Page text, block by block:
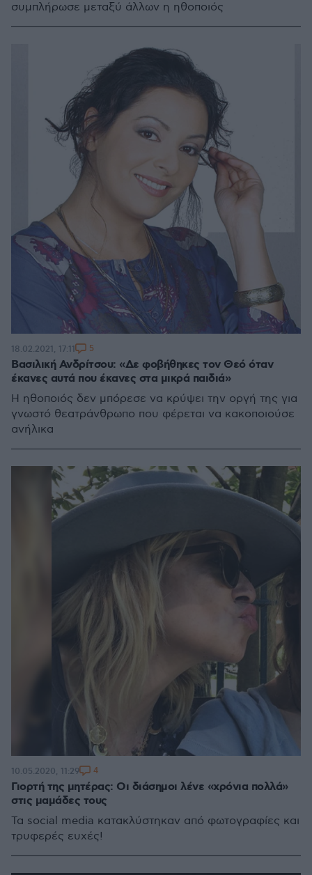
συμπλήρωσε μεταξύ άλλων η ηθοποιός
Βασιλική Ανδρίτσου: «Δε φοβήθηκες τον Θεό όταν
έκανες αυτά που έκανες στα μικρά παιδιά»
Η ηθοποιός δεν μπόρεσε να κρύψει την οργή της για
γνωστό θεατράνθρωπο που φέρεται να κακοποιούσε
ανήλικα
18.02.2021, 17:11 5
Γιορτή της μητέρας: Οι διάσημοι λένε «χρόνια πολλά»
στις μαμάδες τους
Τα social media κατακλύστηκαν από φωτογραφίες και
τρυφερές ευχές!
10.05.2020, 11:29 4